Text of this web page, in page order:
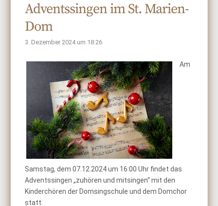
Adventssingen im St. Marien-
Dom
3. Dezember 2024 um 18:26
Am
Samstag, dem 07.12.2024 um 16:00 Uhr findet das
Adventssingen „zuhören und mitsingen“ mit den
Kinderchören der Domsingschule und dem Domchor
statt.